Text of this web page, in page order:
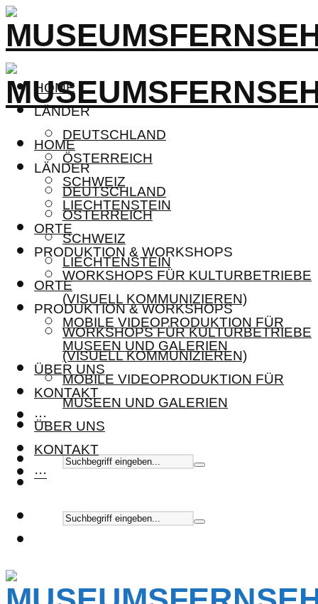
HOME
LÄNDER
DEUTSCHLAND
ÖSTERREICH
SCHWEIZ
LIECHTENSTEIN
ORTE
PRODUKTION & WORKSHOPS
WORKSHOPS FÜR KULTURBETRIEBE
(VISUELL KOMMUNIZIEREN)
MOBILE VIDEOPRODUKTION FÜR
MUSEEN UND GALERIEN
ÜBER UNS
KONTAKT
···
HOME
LÄNDER
DEUTSCHLAND
ÖSTERREICH
SCHWEIZ
LIECHTENSTEIN
ORTE
PRODUKTION & WORKSHOPS
WORKSHOPS FÜR KULTURBETRIEBE
(VISUELL KOMMUNIZIEREN)
MOBILE VIDEOPRODUKTION FÜR
MUSEEN UND GALERIEN
ÜBER UNS
KONTAKT
···